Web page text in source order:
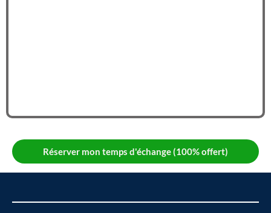
Réserver mon temps d'échange (100% offert)